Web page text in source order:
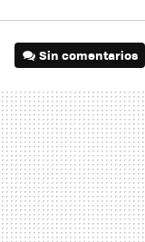
Sin comentarios